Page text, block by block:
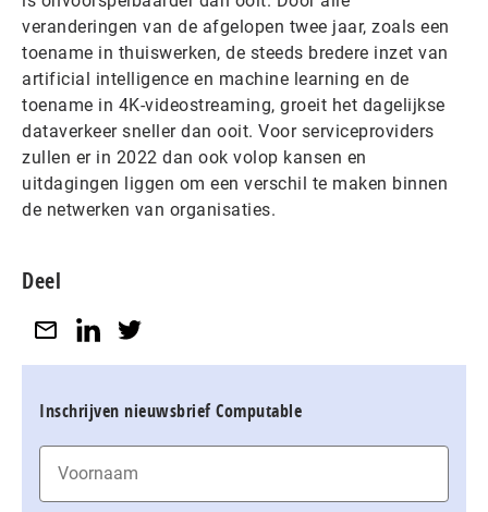
veranderingen van de afgelopen twee jaar, zoals een
toename in thuiswerken, de steeds bredere inzet van
artificial intelligence en machine learning en de
toename in 4K-videostreaming, groeit het dagelijkse
dataverkeer sneller dan ooit. Voor serviceproviders
zullen er in 2022 dan ook volop kansen en
uitdagingen liggen om een verschil te maken binnen
de netwerken van organisaties.
Deel
Inschrijven nieuwsbrief Computable